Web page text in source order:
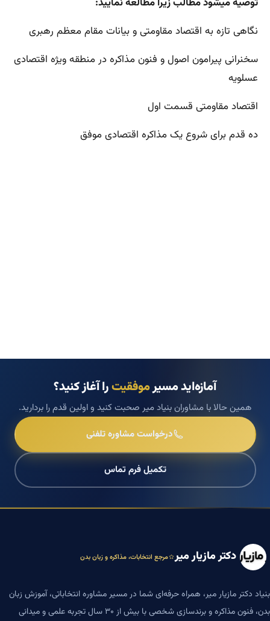
توصیه میشود مطالب زیرا مطالعه نمایید:
نگاهی تازه به اقتصاد مقاومتی و بیانات مقام معظم رهبری
سخنرانی پیرامون اصول و فنون مذاکره در منطقه ویژه اقتصادی
عسلویه
اقتصاد مقاومتی قسمت اول
ده قدم برای شروع یک مذاکره اقتصادی موفق
آمازه‌اید مسیرموفقیترا آغاز کنید؟
همین حالا با مشاوران بنیاد میر صحبت کنید و اولین قدم را بردارید.
درخواست مشاوره تلفنی
تکمیل فرم تماس
دکتر مازیار میر مرجع انتخابات، مذاکره و زبان بدن
بنیاد دکتر مازیار میر، همراه حرفه‌ای شما در مسیر مشاوره انتخاباتی، آموزش زبان
بدن، فنون مذاکره و برندسازی شخصی با بیش از ۳۰ سال تجربه علمی و میدانی